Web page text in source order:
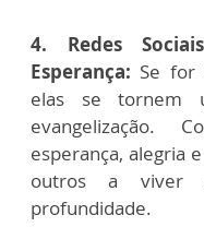
4. Redes
Esperança: Se for
elas se tornem
evangelização.
esperança, alegria
outros a viver
profundidade.